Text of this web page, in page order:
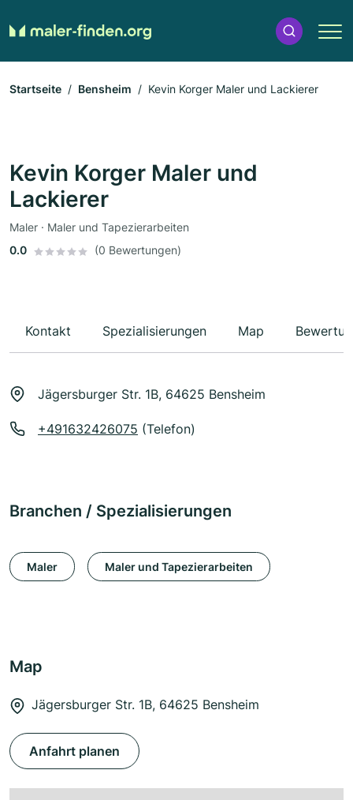
Startseite Bensheim Kevin Korger Maler und Lackierer
Kevin Korger Maler und
Lackierer
Maler · Maler und Tapezierarbeiten
0.0
(0 Bewertungen)
Kontakt Spezialisierungen Map
Jägersburger Str. 1B, 64625 Bensheim
+491632426075 (Telefon)
Branchen / Spezialisierungen
Maler Maler und Tapezierarbeiten
Map
Jägersburger Str. 1B, 64625 Bensheim
Anfahrt planen